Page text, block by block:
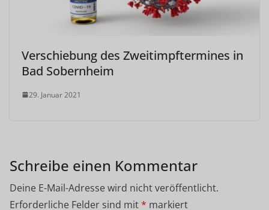
Verschiebung des Zweitimpftermines in
Bad Sobernheim
29. Januar 2021
Schreibe einen Kommentar
Deine E-Mail-Adresse wird nicht veröffentlicht.
Erforderliche Felder sind mit* markiert